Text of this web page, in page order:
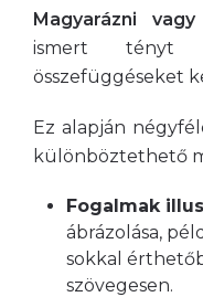
Magyarázni
ismert tényt
összefüggéseket
Ez alapján
különböztethető
Fogalmak
ábrázolása,
sokkal
szövegesen.